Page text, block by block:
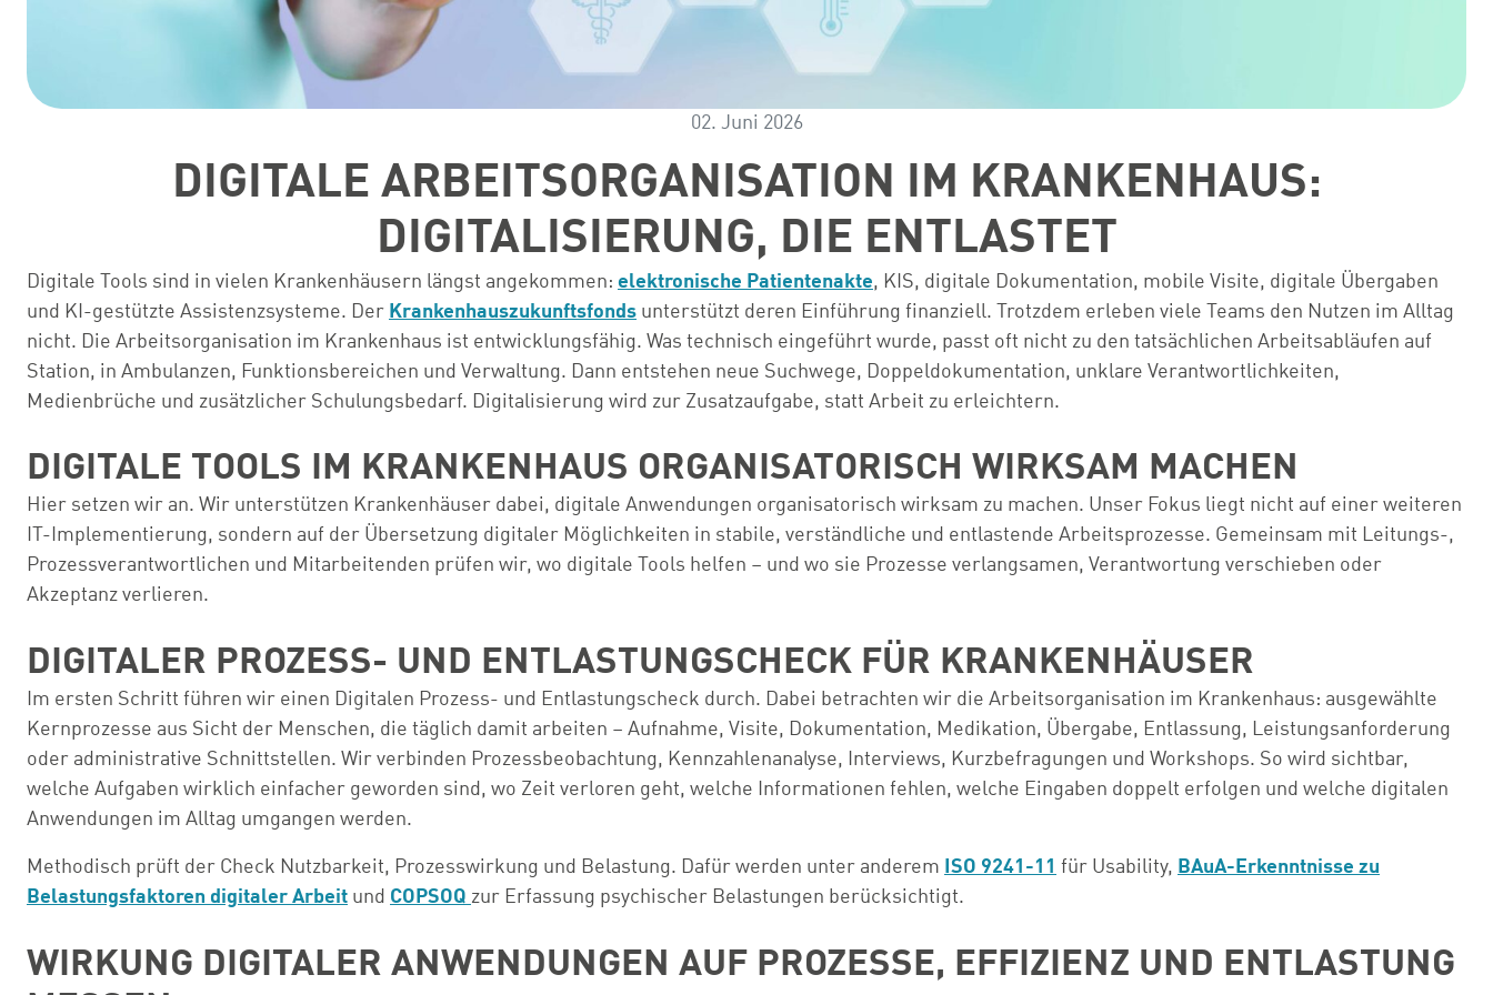
02. Juni 2026
DIGITALE ARBEITSORGANISATION IM KRANKENHAUS:
DIGITALISIERUNG, DIE ENTLASTET
Digitale Tools sind in vielen Krankenhäusern längst angekommen: elektronische Patientenakte, KIS, digitale Dokumentation, mobile Visite, digitale Übergaben
und KI-gestützte Assistenzsysteme. Der Krankenhauszukunftsfonds unterstützt deren Einführung finanziell. Trotzdem erleben viele Teams den Nutzen im Alltag
nicht. Die Arbeitsorganisation im Krankenhaus ist entwicklungsfähig. Was technisch eingeführt wurde, passt oft nicht zu den tatsächlichen Arbeitsabläufen auf
Station, in Ambulanzen, Funktionsbereichen und Verwaltung. Dann entstehen neue Suchwege, Doppeldokumentation, unklare Verantwortlichkeiten,
Medienbrüche und zusätzlicher Schulungsbedarf. Digitalisierung wird zur Zusatzaufgabe, statt Arbeit zu erleichtern.
DIGITALE TOOLS IM KRANKENHAUS ORGANISATORISCH WIRKSAM MACHEN
Hier setzen wir an. Wir unterstützen Krankenhäuser dabei, digitale Anwendungen organisatorisch wirksam zu machen. Unser Fokus liegt nicht auf einer weiteren
IT-Implementierung, sondern auf der Übersetzung digitaler Möglichkeiten in stabile, verständliche und entlastende Arbeitsprozesse. Gemeinsam mit Leitungs-,
Prozessverantwortlichen und Mitarbeitenden prüfen wir, wo digitale Tools helfen – und wo sie Prozesse verlangsamen, Verantwortung verschieben oder
Akzeptanz verlieren.
DIGITALER PROZESS- UND ENTLASTUNGSCHECK FÜR KRANKENHÄUSER
Im ersten Schritt führen wir einen Digitalen Prozess- und Entlastungscheck durch. Dabei betrachten wir die Arbeitsorganisation im Krankenhaus: ausgewählte
Kernprozesse aus Sicht der Menschen, die täglich damit arbeiten – Aufnahme, Visite, Dokumentation, Medikation, Übergabe, Entlassung, Leistungsanforderung
oder administrative Schnittstellen. Wir verbinden Prozessbeobachtung, Kennzahlenanalyse, Interviews, Kurzbefragungen und Workshops. So wird sichtbar,
welche Aufgaben wirklich einfacher geworden sind, wo Zeit verloren geht, welche Informationen fehlen, welche Eingaben doppelt erfolgen und welche digitalen
Anwendungen im Alltag umgangen werden.
Methodisch prüft der Check Nutzbarkeit, Prozesswirkung und Belastung. Dafür werden unter anderem ISO 9241-11 für Usability, BAuA-Erkenntnisse zu
Belastungsfaktoren digitaler Arbeit und COPSOQ zur Erfassung psychischer Belastungen berücksichtigt.
WIRKUNG DIGITALER ANWENDUNGEN AUF PROZESSE, EFFIZIENZ UND ENTLASTUNG